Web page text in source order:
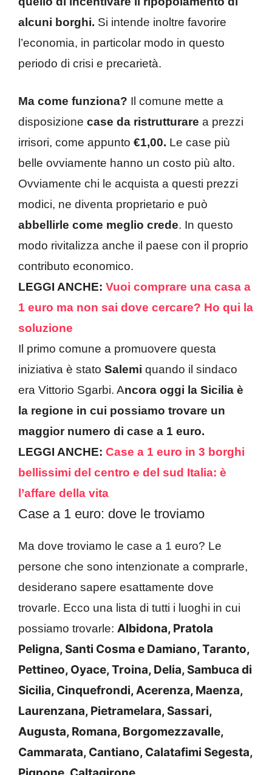
alcuni borghi. Si intende inoltre favorire
l’economia, in particolar modo in questo
periodo di crisi e precarietà.
Ma come funziona? Il comune mette a
disposizione case da ristrutturare a prezzi
irrisori, come appunto €1,00. Le case più
belle ovviamente hanno un costo più alto.
Ovviamente chi le acquista a questi prezzi
modici, ne diventa proprietario e può
abbellirle come meglio crede. In questo
modo rivitalizza anche il paese con il proprio
contributo economico.
LEGGI ANCHE: Vuoi comprare una casa a
1 euro ma non sai dove cercare? Ho qui la
soluzione
Il primo comune a promuovere questa
iniziativa è stato Salemi quando il sindaco
era Vittorio Sgarbi. Ancora oggi la Sicilia è
la regione in cui possiamo trovare un
maggior numero di case a 1 euro.
LEGGI ANCHE: Case a 1 euro in 3 borghi
bellissimi del centro e del sud Italia: è
l’affare della vita
Case a 1 euro: dove le troviamo
Ma dove troviamo le case a 1 euro? Le
persone che sono intenzionate a comprarle,
desiderano sapere esattamente dove
trovarle. Ecco una lista di tutti i luoghi in cui
possiamo trovarle: Albidona, Pratola
Peligna, Santi Cosma e Damiano,Taranto,
Pettineo, Oyace,Troina, Delia, Sambuca di
Sicilia, Cinquefrondi,Acerenza, Maenza,
Laurenzana, Pietramelara, Sassari,
Augusta, Romana, Borgomezzavalle,
Cammarata, Cantiano, Calatafimi Segesta,